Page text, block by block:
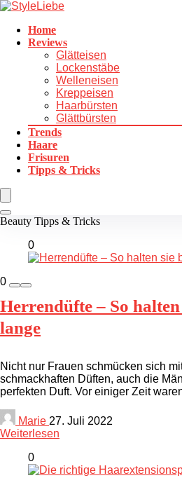
Home
Reviews
Glätteisen
Lockenstäbe
Welleneisen
Kreppeisen
Haarbürsten
Glättbürsten
Trends
Haare
Frisuren
Tipps & Tricks
Beauty Tipps & Tricks
0
0
Herrendüfte – So halten
lange
Nicht nur Frauen schmücken sich
schmackhaften Düften, auch die
perfekten Duft. Vor einiger Zeit
Marie 27. Juli 2022
Weiterlesen
0